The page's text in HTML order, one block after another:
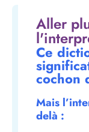
Aller
Ce
cochon
Mais
delà :